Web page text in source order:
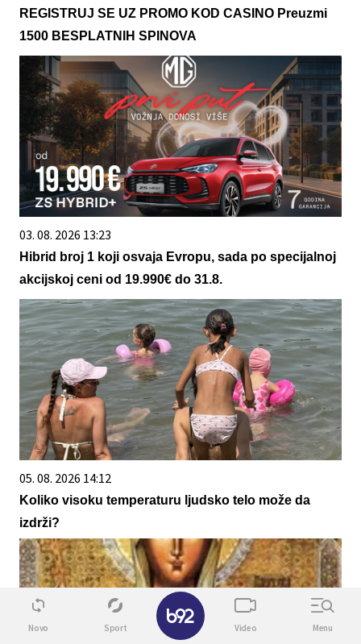
REGISTRUJ SE UZ PROMO KOD CASINO Preuzmi
1500 BESPLATNIH SPINOVA
03. 08. 2026 13:23
Hibrid broj 1 koji osvaja Evropu, sada po specijalnoj
akcijskoj ceni od 19.990€ do 31.8.
05. 08. 2026 14:12
Koliko visoku temperaturu ljudsko telo može da
izdrži?
Novo Sport Video Menu
✕